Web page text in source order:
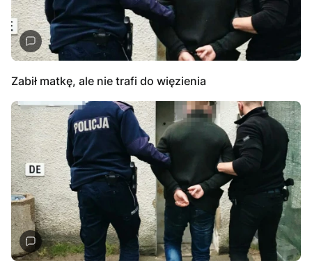
Zabił matkę, ale nie trafi do więzienia